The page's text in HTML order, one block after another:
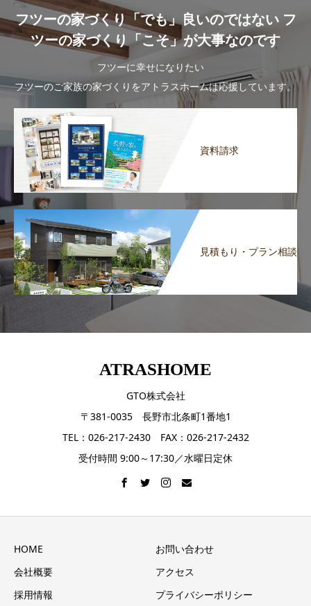
フツーの家づくり「でも」良いのではない フ
ツーの家づくり「こそ」が大事なのです
フツーに幸せになりたい
フツーのご家族の家づくりをアトラスホームは応援しています。
資料請求
見積もり・プラン相談
ATRASHOME
GTO株式会社
〒381-0035 長野市北条町1番地1
TEL：026-217-2430 FAX：026-217-2432
受付時間 9:00～17:30／水曜日定休
HOME
お問い合わせ
会社概要
アクセス
採用情報
プライバシーポリシー